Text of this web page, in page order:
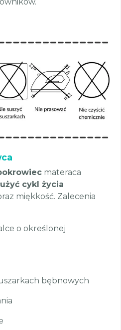
materaca
cykl życia
miękkość. Zalecenia
o określonej
bębnowych